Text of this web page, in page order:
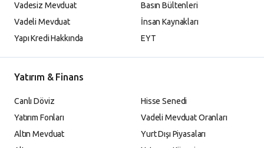
Vadesiz Mevduat
Vadeli Mevduat
Yapı Kredi Hakkında
Basın Bültenleri
İnsan Kaynakları
EYT
Yatırım & Finans
Canlı Döviz
Yatırım Fonları
Altın Mevduat
Hisse Senedi
Vadeli Mevduat Oranları
Yurt Dışı Piyasaları